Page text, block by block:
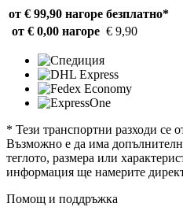
от € 99,90 нагоре безплатно*
от € 0,00 нагоре € 9,90
* Тези транспортни разходи се
Възможно е да има
теглото, размера или
информация ще намерите
Помощ и поддръжка